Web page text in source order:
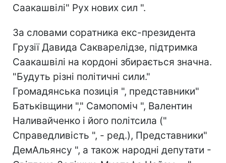
Саакашвілі" Рух нових сил ".
За словами соратника екс-президента
Грузії Давида Сакварелідзе, підтримка
Саакашвілі на кордоні збирається значна.
"Будуть різні політичні сили."
Громадянська позиція ", представники"
Батьківщини "," Самопоміч ", Валентин
Наливайченко і його політсила ("
Справедливість ", - ред.), Представники"
ДемАльянсу ", а також народні депутати -